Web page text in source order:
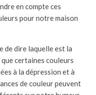
en compte ces
pour notre maison
de dire laquelle est la
certaines couleurs
à la dépression et à
de couleur peuvent